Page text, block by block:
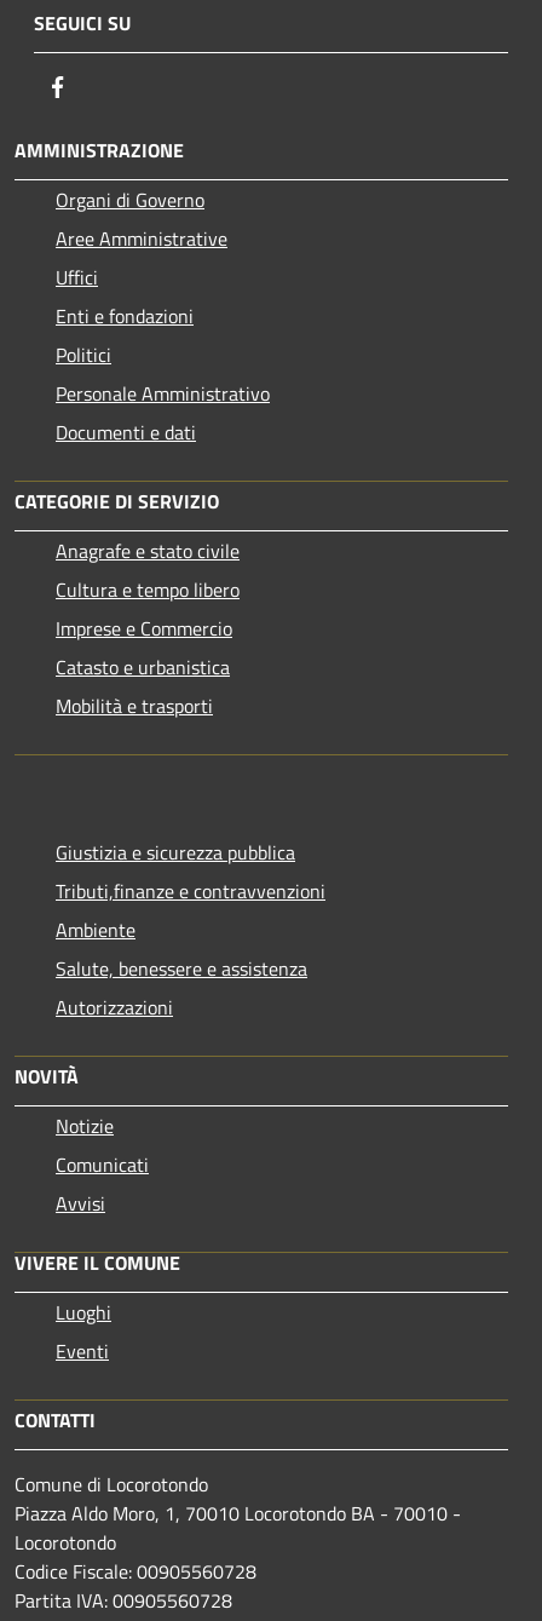
SEGUICI SU
AMMINISTRAZIONE
Organi di Governo
Aree Amministrative
Uffici
Enti e fondazioni
Politici
Personale Amministrativo
Documenti e dati
CATEGORIE DI SERVIZIO
Anagrafe e stato civile
Cultura e tempo libero
Imprese e Commercio
Catasto e urbanistica
Mobilità e trasporti
Giustizia e sicurezza pubblica
Tributi,finanze e contravvenzioni
Ambiente
Salute, benessere e assistenza
Autorizzazioni
NOVITÀ
Notizie
Comunicati
Avvisi
VIVERE IL COMUNE
Luoghi
Eventi
CONTATTI
Comune di Locorotondo
Piazza Aldo Moro, 1, 70010 Locorotondo BA - 70010 -
Locorotondo
Codice Fiscale: 00905560728
Partita IVA: 00905560728